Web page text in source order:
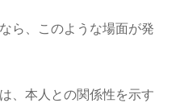
ら、このような場面が発
、本人との関係性を示す